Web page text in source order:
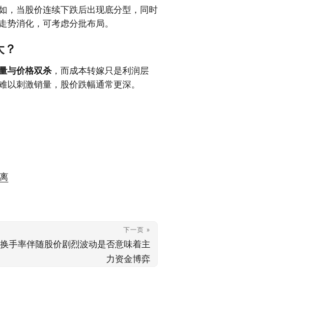
，当股价连续下跌后出现底分型，同时
消化，可考虑分批布局。
与价格双杀 ，而成本转嫁只是利润层
刺激销量，股价跌幅通常更深。
下一页 »
手率伴随股价剧烈波动是否意味着主
力资金博弈